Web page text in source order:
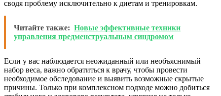
сводя проблему исключительно к диетам и тренировкам.
Читайте также: Новые эффективные техники
управления предменструальным синдромом
Если у вас наблюдается неожиданный или необъяснимый
набор веса, важно обратиться к врачу, чтобы провести
необходимое обследование и выявить возможные скрытые
причины. Только при комплексном подходе можно добиться